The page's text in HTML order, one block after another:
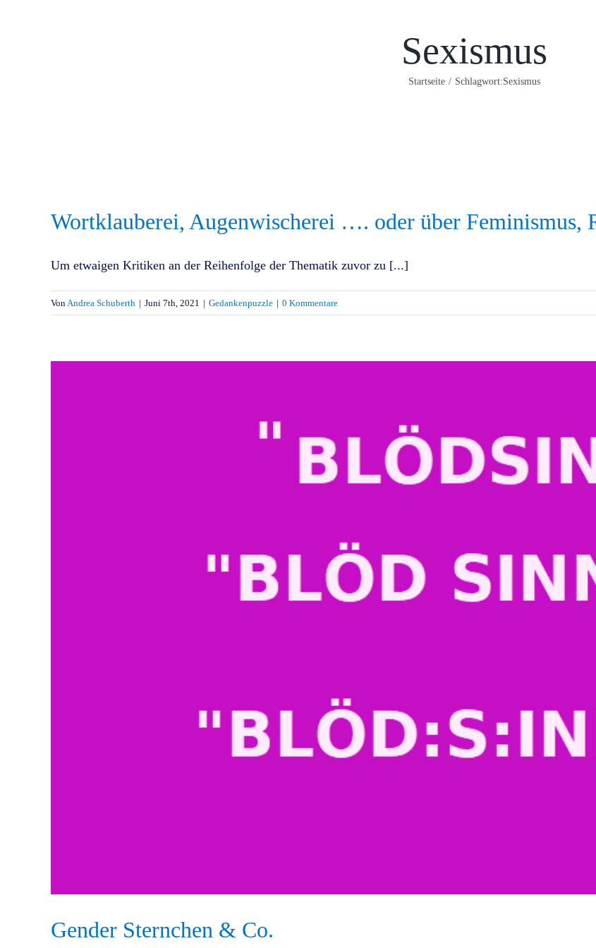
Sexismus
Startseite / Schlagwort:Sexismus
Wortklauberei, Augenwischerei …. oder über Feminismus,
Um etwaigen Kritiken an der Reihenfolge der Thematik zuvor zu [...]
VonAndrea Schuberth | Juni 7th, 2021 | Gedankenpuzzle | 0 Kommentare
Gender Sternchen & Co.